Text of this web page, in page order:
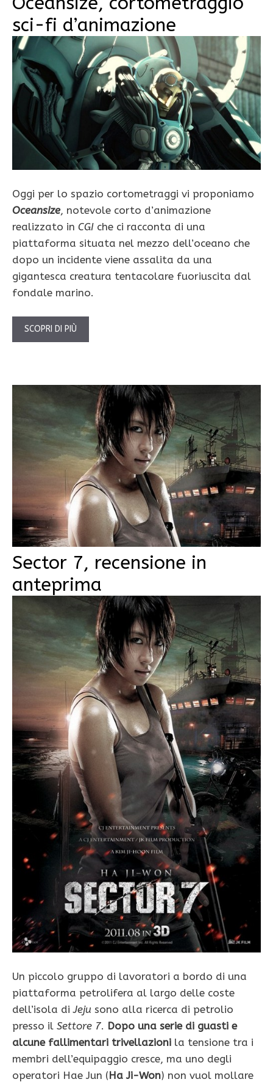
sci-fi d’animazione
Oggi per lo spazio cortometraggi vi proponiamo
Oceansize, notevole corto d’animazione
realizzato in CGI che ci racconta di una
piattaforma situata nel mezzo dell’oceano che
dopo un incidente viene assalita da una
gigantesca creatura tentacolare fuoriuscita dal
fondale marino.
SCOPRI DI PIÙ
Sector 7, recensione in
anteprima
Un piccolo gruppo di lavoratori a bordo di una
piattaforma petrolifera al largo delle coste
dell’isola diJeju sono alla ricerca di petrolio
presso il Settore 7. Dopo una serie di guasti e
alcune fallimentari trivellazioni la tensione tra i
membri dell’equipaggio cresce, ma uno degli
operatori Hae Jun (Ha Ji-Won) non vuol mollare